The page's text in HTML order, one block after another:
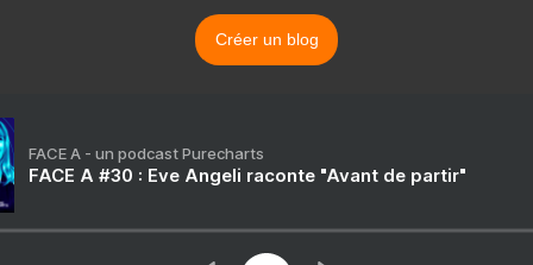
Créer un blog
FACE A - un podcast Purecharts
FACE A #30 : Eve Angeli raconte "Avant de partir"